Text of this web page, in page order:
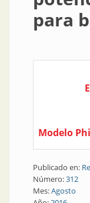
para
Modelo
Publicado en:
Número:312
Mes:Agosto